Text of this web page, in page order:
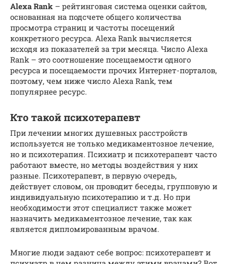
Alexa Rank – рейтинговая система оценки сайтов,
основанная на подсчете общего количества
просмотра страниц и частоты посещений
конкретного ресурса. Alexa Rank вычисляется
исходя из показателей за три месяца. Число Alexa
Rank – это соотношение посещаемости одного
ресурса и посещаемости прочих Интернет-порталов,
поэтому, чем ниже число Alexa Rank, тем
популярнее ресурс.
Кто такой психотерапевт
При лечении многих душевных расстройств
используется не только медикаментозное лечение,
но и психотерапия. Психиатр и психотерапевт часто
работают вместе, но методы воздействия у них
разные. Психотерапевт, в первую очередь,
действует словом, он проводит беседы, групповую и
индивидуальную психотерапию и т.д. Но при
необходимости этот специалист также может
назначить медикаментозное лечение, так как
является дипломированным врачом.
Многие люди задают себе вопрос: психотерапевт и